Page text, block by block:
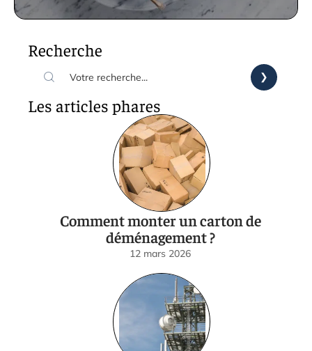
Recherche
Les articles phares
Comment monter un carton de
déménagement ?
12 mars 2026